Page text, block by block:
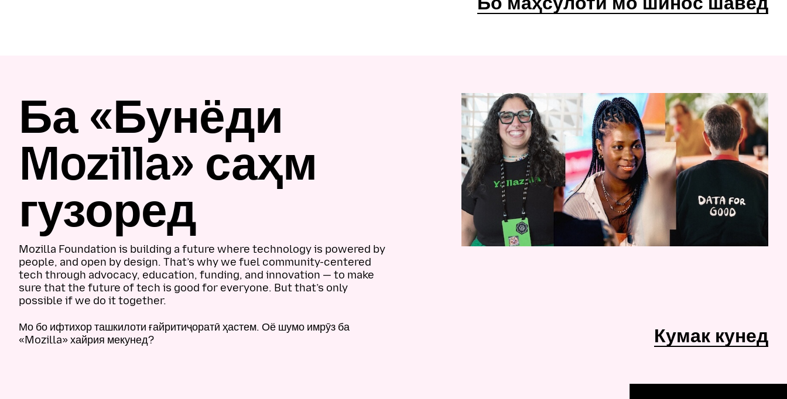
Ба «Бунёди
Mozilla» саҳм
гузоред
Mozilla Foundation is building a future where technology is powered by
people, and open by design. That’s why we fuel community-centered
tech through advocacy, education, funding, and innovation — to make
sure that the future of tech is good for everyone. But that’s only
possible if we do it together.
Мо бо ифтихор ташкилоти ғайритиҷоратӣ ҳастем. Оё шумо имрӯз ба
«Mozilla» хайрия мекунед?
Кумак кунед